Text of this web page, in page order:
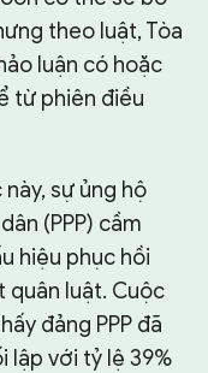
theo luật, Tòa
luận có hoặc
từ phiên điều
sự ủng hộ
(PPP) cầm
hiệu phục hồi
quân luật. Cuộc
đảng PPP đã
lập với tỷ lệ 39%